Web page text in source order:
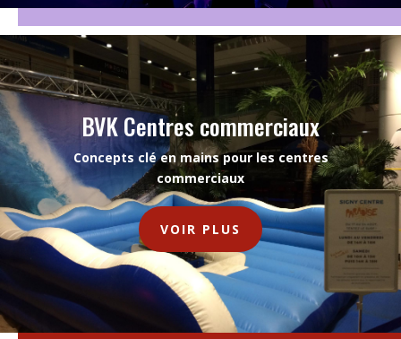
BVK Centres commerciaux
Concepts clé en mains pour les centres
commerciaux
VOIR PLUS